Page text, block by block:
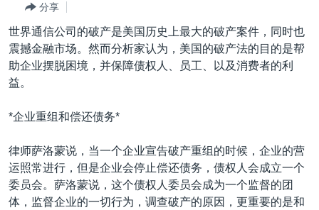
容
跳
转
航
到
检
索
港澳
国际
最新国际新闻
印太
中东
非洲
美洲
分类新闻
经济·金融·贸易
人权·法律·宗教
军事
劳工
美中关系
热点专题
国会报道
美中关系
VOA今日焦点
中文广播
分享
世界通信公司的破产是美国历史上最大的破产案件，同时也
震撼金融市场。然而分析家认为，美国的破产法的目的是帮
助企业摆脱困境，并保障债权人、员工、以及消费者的利
益。
*企业重组和偿还债务*
律师萨洛蒙说，当一个企业宣告破产重组的时候，企业的营
运照常进行，但是企业会停止偿还债务，债权人会成立一个
委员会。萨洛蒙说，这个债权人委员会成为一个监督的团
体，监督企业的一切行为，调查破产的原因，更重要的是和